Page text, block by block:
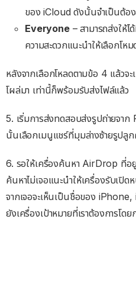
ของ iCloud ดังนั้นจำเป็นต้อ
Everyone– สามารถส่งให้
ความสะดวกแนะนำให้เลือกโห
หลังจากเลือกโหลดตามข้อ 4 แล้ว
โผล่มา เท่านี้ก็พร้อมรับส่งไฟล์แล้ว
5. เริ่มการส่งทดสอบส่งรูปถ่ายจาก
นั้นเลือกเมนูแชร์ที่มุมล่างซ้ายรูปลู
6. รอให้เครื่องค้นหา AirDrop ที่อ
ค้นหาไม่เจอแนะนำให้เครื่องรับเ
จากเจอจะเห็นเป็นชื่อของ
ยังเครื่องเป้าหมายที่เราต้องการโ